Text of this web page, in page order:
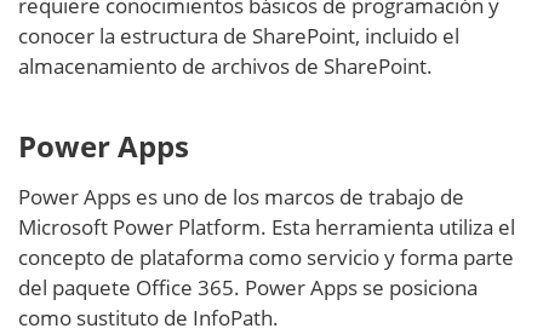
requiere conocimientos básicos de programación y
conocer la estructura de SharePoint, incluido el
almacenamiento de archivos de SharePoint.
Power Apps
Power Apps es uno de los marcos de trabajo de
Microsoft Power Platform. Esta herramienta utiliza el
concepto de plataforma como servicio y forma parte
del paquete Office 365. Power Apps se posiciona
como sustituto de InfoPath.